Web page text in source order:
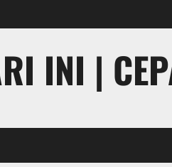
INI |